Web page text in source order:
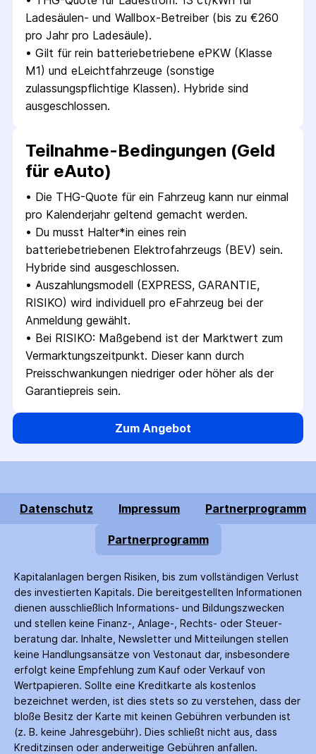
Ladesäulen- und Wallbox-Betreiber (bis zu €260
pro Jahr pro Ladesäule).
• Gilt für rein batteriebetriebene ePKW (Klasse
M1) und eLeichtfahrzeuge (sonstige
zulassungspflichtige Klassen). Hybride sind
ausgeschlossen.
Teilnahme-Bedingungen (Geld
für eAuto)
• Die THG-Quote für ein Fahrzeug kann nur einmal
pro Kalenderjahr geltend gemacht werden.
• Du musst Halter*in eines rein
batteriebetriebenen Elektrofahrzeugs (BEV) sein.
Hybride sind ausgeschlossen.
• Auszahlungsmodell (EXPRESS, GARANTIE,
RISIKO) wird individuell pro eFahrzeug bei der
Anmeldung gewählt.
• Bei RISIKO: Maßgebend ist der Marktwert zum
Vermarktungszeitpunkt. Dieser kann durch
Preisschwankungen niedriger oder höher als der
Garantiepreis sein.
Zum Angebot
Datenschutz Impressum Partnerprogramm
Partnerprogramm
Kapitalanlagen bergen Risiken, bis zum voll­ständigen Verlust
des investierten Kapitals. Die bereitgestellten Informationen
dienen ausschließlich Informations- und Bildungs­zwecken
und stellen keine Finanz-, Anlage-, Rechts- oder Steuer­
beratung dar. Inhalte, Newsletter und Mitteilungen stellen
keine Handlungs­ansätze von Vestonaut dar, insbesondere
erfolgt keine Empfehlung zum Kauf oder Verkauf von
Wertpapieren. Sollte eine Kreditkarte als kostenlos
bezeichnet werden, ist dies stets so zu verstehen, dass der
bloße Besitz der Karte mit keinen Gebühren verbunden ist
(z. B. keine Jahres­gebühr). Dies schließt nicht aus, dass
Kredit­zinsen oder anderweitige Gebühren anfallen.